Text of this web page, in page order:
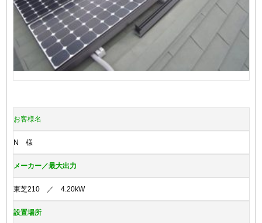
お客様名
N 様
メーカー／最大出力
東芝210 ／ 4.20kW
設置場所